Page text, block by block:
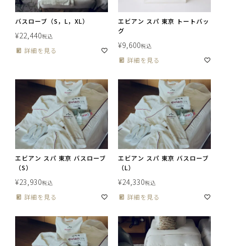
バスローブ（S，L，XL）
¥22,440税込
詳細を見る
エビアン スパ 東京 トートバッ
グ
¥9,600税込
詳細を見る
エビアン スパ 東京 バスローブ
（S）
¥23,930税込
詳細を見る
エビアン スパ 東京 バスローブ
（L）
¥24,330税込
詳細を見る